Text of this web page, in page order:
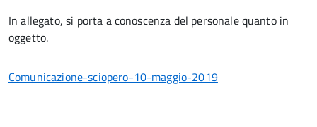
In allegato, si porta a conoscenza del personale quanto in
oggetto.
Comunicazione-sciopero-10-maggio-2019